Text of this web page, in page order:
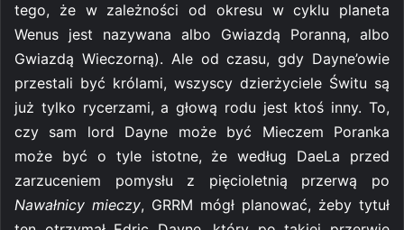
tego, że w zależności od okresu w cyklu planeta
Wenus jest nazywana albo Gwiazdą Poranną, albo
Gwiazdą Wieczorną). Ale od czasu, gdy Dayne’owie
przestali być królami, wszyscy dzierżyciele Świtu są
już tylko rycerzami, a głową rodu jest ktoś inny. To,
czy sam lord Dayne może być Mieczem Poranka
może być o tyle istotne, że według DaeLa przed
zarzuceniem pomysłu z pięcioletnią przerwą po
Nawałnicy mieczy, GRRM mógł planować, żeby tytuł